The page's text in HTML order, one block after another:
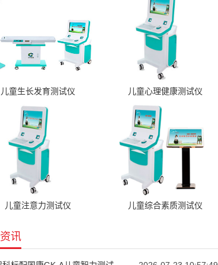
儿童生长发育测试仪 儿童心理健康测试仪
儿童注意力测试仪 儿童综合素质测试仪
讯